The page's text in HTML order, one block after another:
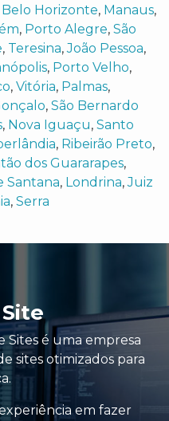
Belo Horizonte, Manaus,
, Porto Alegre, São
, Teresina,João Pessoa,
, Porto Velho,
, Vitória, Palmas,
, São Bernardo
, Nova Iguaçu, Santo
, Ribeirão Preto,
dos Guararapes,
Santana, Londrina,Juiz
, Serra
Sites é uma empresa
sites otimizados para
em fazer